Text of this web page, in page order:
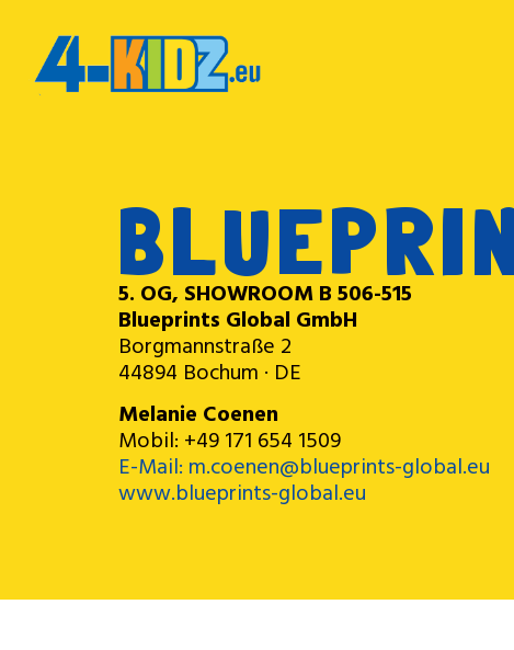
5. OG, SHOWROOM B 506-515
Blueprints Global GmbH
Borgmannstraße 2
44894 Bochum · DE
Melanie Coenen
Mobil: +49 171 654 1509
E-Mail: m.coenen@blueprints-global.eu
www.blueprints-global.eu